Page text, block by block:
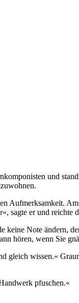
und
Aufmerksamkeit.
sagte er und reichte
Note ändern,
hören, wenn Sie
wissen.«
pfuschen.«